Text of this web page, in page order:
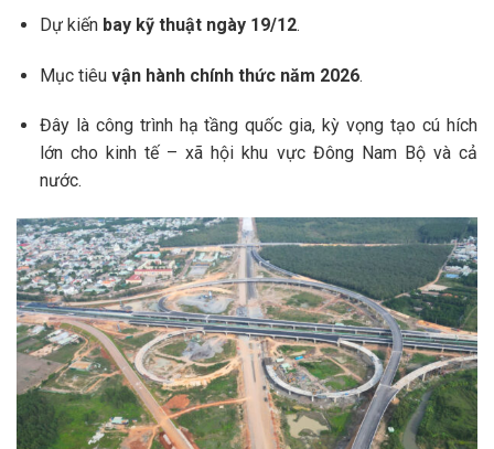
Dự kiến bay kỹ thuật ngày 19/12.
Mục tiêu vận hành chính thức năm 2026.
Đây là công trình hạ tầng quốc gia, kỳ vọng tạo cú hích
lớn cho kinh tế – xã hội khu vực Đông Nam Bộ và cả
nước.